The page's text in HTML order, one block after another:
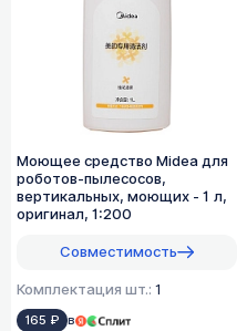
Моющее средство Midea для
роботов-пылесосов,
вертикальных, моющих - 1 л,
оригинал, 1:200
Совместимость
Комплектация шт.: 1
165 ₽ в